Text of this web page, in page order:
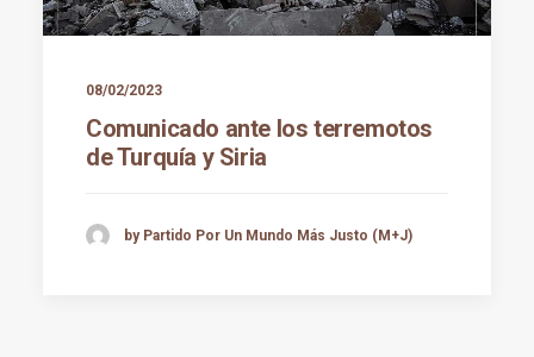
08/02/2023
Comunicado ante los terremotos
de Turquía y Siria
by Partido Por Un Mundo Más Justo (M+J)